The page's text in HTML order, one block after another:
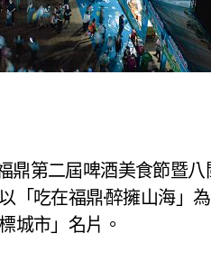
鼎第二屆啤酒美食節暨
吃在福鼎·醉擁山海」
城市」名片。